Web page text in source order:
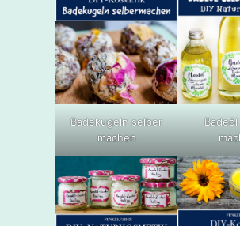
Badekugeln selber
machen